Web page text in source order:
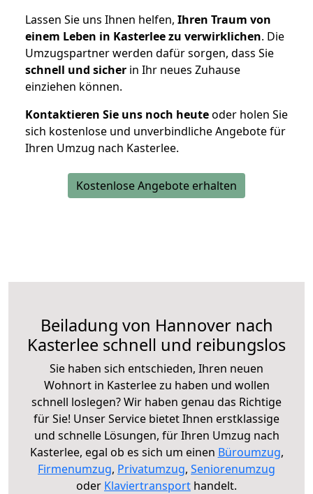
Lassen Sie uns Ihnen helfen, Ihren Traum von
einem Leben in Kasterlee zu verwirklichen. Die
Umzugspartner werden dafür sorgen, dass Sie
schnell und sicher in Ihr neues Zuhause
einziehen können.
Kontaktieren Sie uns noch heuteoder holen Sie
sich kostenlose und unverbindliche Angebote für
Ihren Umzug nach Kasterlee.
Kostenlose Angebote erhalten
Beiladung von Hannover nach
Kasterlee schnell und reibungslos
Sie haben sich entschieden, Ihren neuen
Wohnort in Kasterlee zu haben und wollen
schnell loslegen? Wir haben genau das Richtige
für Sie! Unser Service bietet Ihnen erstklassige
und schnelle Lösungen, für Ihren Umzug nach
Kasterlee, egal ob es sich um einen Büroumzug,
Firmenumzug, Privatumzug, Seniorenumzug
oder Klaviertransport handelt.